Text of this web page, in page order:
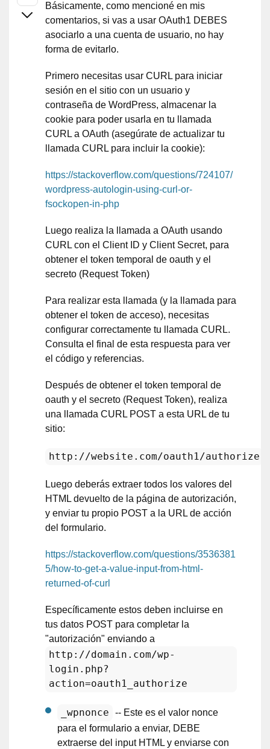
Básicamente, como mencioné en mis
comentarios, si vas a usar OAuth1 DEBES
asociarlo a una cuenta de usuario, no hay
forma de evitarlo.
Primero necesitas usar CURL para iniciar
sesión en el sitio con un usuario y
contraseña de WordPress, almacenar la
cookie para poder usarla en tu llamada
CURL a OAuth (asegúrate de actualizar tu
llamada CURL para incluir la cookie):
https://stackoverflow.com/questions/724107/
wordpress-autologin-using-curl-or-
fsockopen-in-php
Luego realiza la llamada a OAuth usando
CURL con el Client ID y Client Secret, para
obtener el token temporal de oauth y el
secreto (Request Token)
Para realizar esta llamada (y la llamada para
obtener el token de acceso), necesitas
configurar correctamente tu llamada CURL.
Consulta el final de esta respuesta para ver
el código y referencias.
Después de obtener el token temporal de
oauth y el secreto (Request Token), realiza
una llamada CURL POST a esta URL de tu
sitio:
http://website.com/oauth1/authorize
Luego deberás extraer todos los valores del
HTML devuelto de la página de autorización,
y enviar tu propio POST a la URL de acción
del formulario.
https://stackoverflow.com/questions/3536381
5/how-to-get-a-value-input-from-html-
returned-of-curl
Específicamente estos deben incluirse en
tus datos POST para completar la
"autorización" enviando a
http://domain.com/wp-
login.php?
action=oauth1_authorize
_wpnonce
-- Este es el valor nonce
para el formulario a enviar, DEBE
extraerse del input HTML y enviarse con